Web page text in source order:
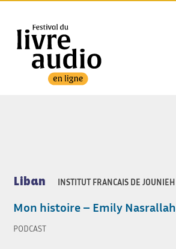
Pays :Liban
Liban INSTITUT FRANCAIS DE JOUNIEH
Mon histoire – Emily Nasrallah
PODCAST